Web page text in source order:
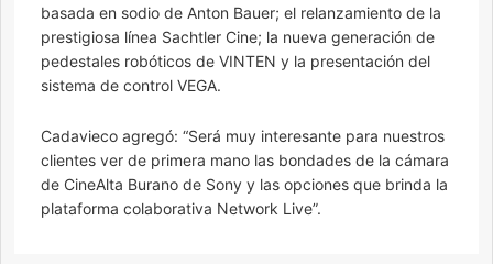
basada en sodio de Anton Bauer; el relanzamiento de la
prestigiosa línea Sachtler Cine; la nueva generación de
pedestales robóticos de VINTEN y la presentación del
sistema de control VEGA.
Cadavieco agregó: “Será muy interesante para nuestros
clientes ver de primera mano las bondades de la cámara
de CineAlta Burano de Sony y las opciones que brinda la
plataforma colaborativa Network Live”.